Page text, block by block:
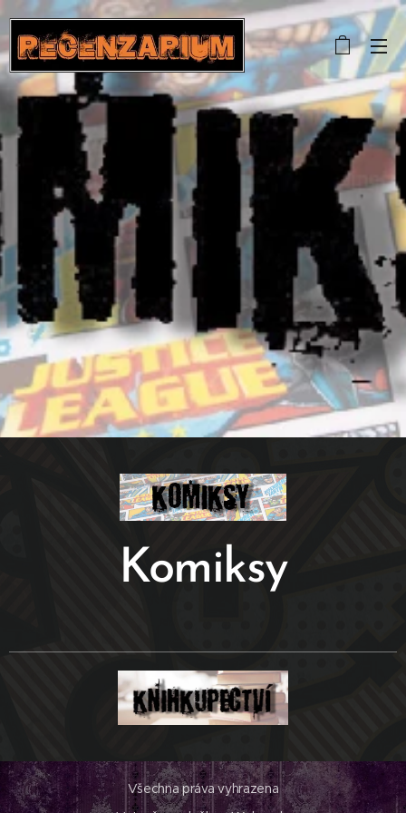
Komiksy
Všechna práva vyhrazena